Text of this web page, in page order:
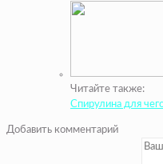
Читайте также:
Спирулина для
Добавить комментарий